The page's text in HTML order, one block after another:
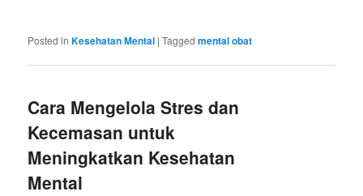
Posted in Kesehatan Mental |Tagged mental obat
Cara Mengelola Stres dan
Kecemasan untuk
Meningkatkan Kesehatan
Mental